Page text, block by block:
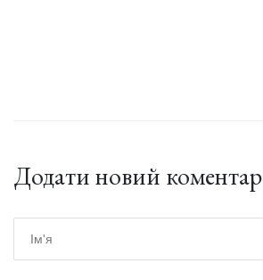
Додати новий коментар